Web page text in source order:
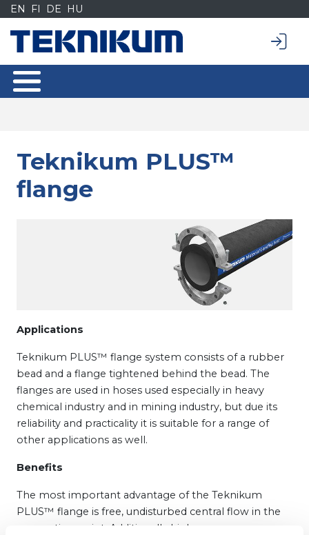
Siirry
sisältöön
EN FI DE HU
Teknikum PLUS™
flange
Applications
Teknikum PLUS™ flange system consists of a rubber
bead and a flange tightened behind the bead. The
flanges are used in hoses used especially in heavy
chemical industry and in mining industry, but due its
reliability and practicality it is suitable for a range of
other applications as well.
Benefits
The most important advantage of the Teknikum
PLUS™ flange is free, undisturbed central flow in the
connection point. Additionally high pressure